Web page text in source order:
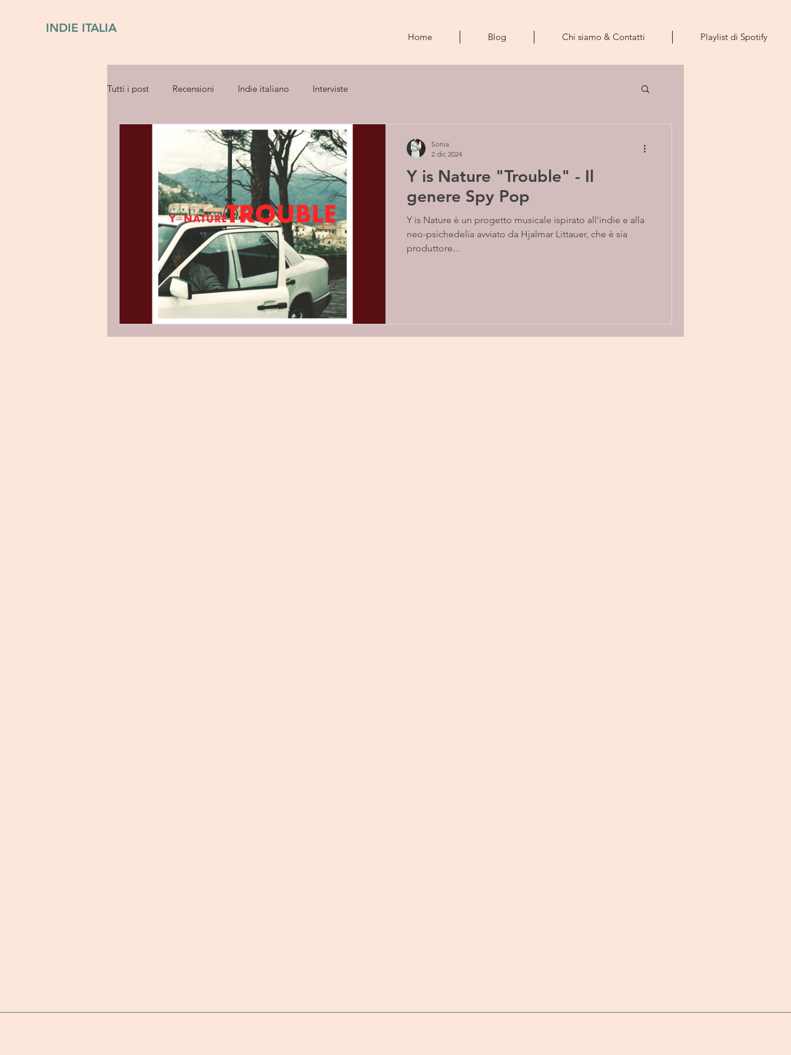
INDIE ITALIA
Home Blog Chi siamo & Contatti Playlist di Spotify
Tutti i post Recensioni Indie italiano Interviste
Y is Nature "Trouble" - Il
genere Spy Pop
Y is Nature è un progetto musicale ispirato all'indie e alla
neo-psichedelia avviato da Hjalmar Littauer, che è sia
produttore...
Sonia
2 dic 2024